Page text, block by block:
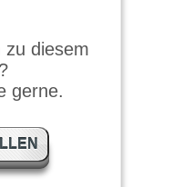
Ballistol H1 Spray
meinen
und die
meiner …
Schmidt schrieb am
zu diesem
gerne.